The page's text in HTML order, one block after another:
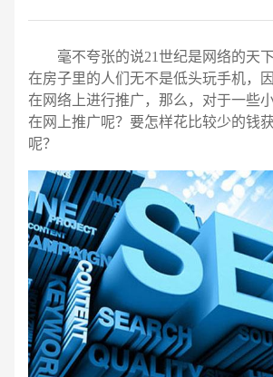
毫不夸张的说21世纪是网络的天下
在房子里的人们无不是低头玩手机，
在网络上进行推广，那么，对于一些
在网上推广呢？要怎样花比较少的钱
呢？
请输入您的公司名称